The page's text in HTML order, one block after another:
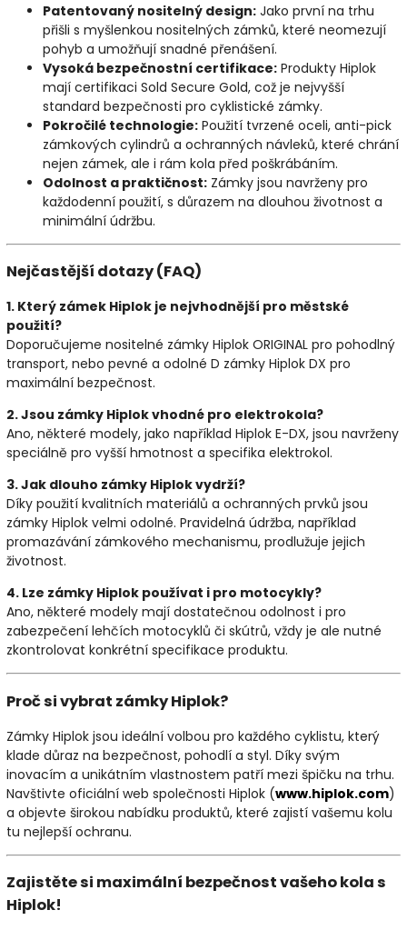
Patentovaný nositelný design: Jako první na trhu
přišli s myšlenkou nositelných zámků, které neomezují
pohyb a umožňují snadné přenášení.
Vysoká bezpečnostní certifikace: Produkty Hiplok
mají certifikaci Sold Secure Gold, což je nejvyšší
standard bezpečnosti pro cyklistické zámky.
Pokročilé technologie: Použití tvrzené oceli, anti-pick
zámkových cylindrů a ochranných návleků, které chrání
nejen zámek, ale i rám kola před poškrábáním.
Odolnost a praktičnost: Zámky jsou navrženy pro
každodenní použití, s důrazem na dlouhou životnost a
minimální údržbu.
Nejčastější dotazy (FAQ)
1. Který zámek Hiplok je nejvhodnější pro městské
použití?
Doporučujeme nositelné zámky Hiplok ORIGINAL pro pohodlný
transport, nebo pevné a odolné D zámky Hiplok DX pro
maximální bezpečnost.
2. Jsou zámky Hiplok vhodné pro elektrokola?
Ano, některé modely, jako například Hiplok E-DX, jsou navrženy
speciálně pro vyšší hmotnost a specifika elektrokol.
3. Jak dlouho zámky Hiplok vydrží?
Díky použití kvalitních materiálů a ochranných prvků jsou
zámky Hiplok velmi odolné. Pravidelná údržba, například
promazávání zámkového mechanismu, prodlužuje jejich
životnost.
4. Lze zámky Hiplok používat i pro motocykly?
Ano, některé modely mají dostatečnou odolnost i pro
zabezpečení lehčích motocyklů či skútrů, vždy je ale nutné
zkontrolovat konkrétní specifikace produktu.
Proč si vybrat zámky Hiplok?
Zámky Hiplok jsou ideální volbou pro každého cyklistu, který
klade důraz na bezpečnost, pohodlí a styl. Díky svým
inovacím a unikátním vlastnostem patří mezi špičku na trhu.
Navštivte oficiální web společnosti Hiplok (www.hiplok.com)
a objevte širokou nabídku produktů, které zajistí vašemu kolu
tu nejlepší ochranu.
Zajistěte si maximální bezpečnost vašeho kola s
Hiplok!